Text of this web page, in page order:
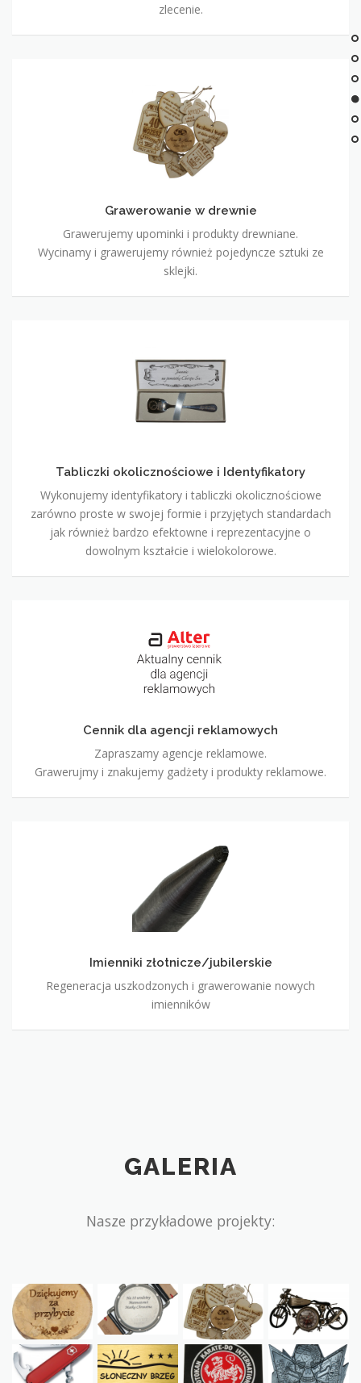
zlecenie.
Grawerowanie w drewnie
Grawerujemy upominki i produkty drewniane.
Wycinamy i grawerujemy również pojedyncze sztuki ze
sklejki.
Tabliczki okolicznościowe i Identyfikatory
Wykonujemy identyfikatory i tabliczki okolicznościowe
zarówno proste w swojej formie i przyjętych standardach
jak również bardzo efektowne i reprezentacyjne o
dowolnym kształcie i wielokolorowe.
Cennik dla agencji reklamowych
Zapraszamy agencje reklamowe.
Grawerujmy i znakujemy gadżety i produkty reklamowe.
Imienniki złotnicze/jubilerskie
Regeneracja uszkodzonych i grawerowanie nowych
imienników
GALERIA
Nasze przykładowe projekty: